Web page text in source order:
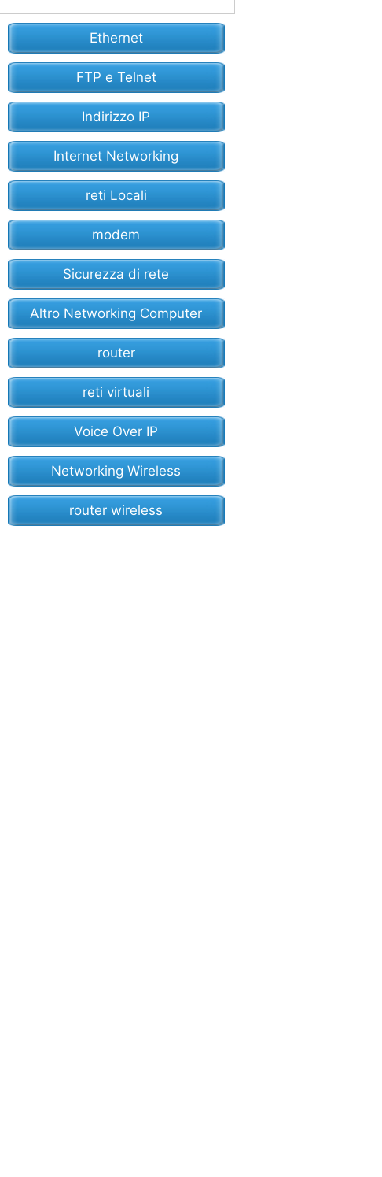
Ethernet
FTP e Telnet
Indirizzo IP
Internet Networking
reti Locali
modem
Sicurezza di rete
Altro Networking Computer
router
reti virtuali
Voice Over IP
Networking Wireless
router wireless